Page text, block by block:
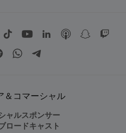
＆コマーシャル
ャルスポンサー
ロードキャスト